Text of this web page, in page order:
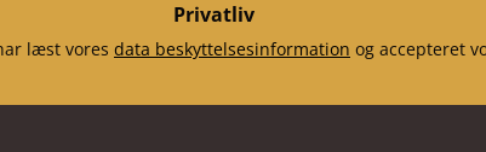
Privatliv
læst vores data beskyttelsesinformation og accepteret